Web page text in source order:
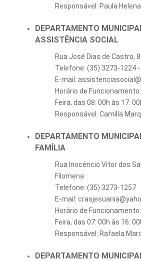
Responsável: Paula
DEPARTAMENTO
ASSISTÊNCIA SOCIAL
Rua José Dias de Castro,
Telefone: (35) 3273-1224
E-mail:
Horário de
Feira, das 08: 00h às 17:
Responsável: Camilla
DEPARTAMENTO
FAMÍLIA
Rua Inocêncio Vitor dos
Filomena
Telefone: (35) 3273-1257
E-mail:
Horário de
Feira, das 07: 00h às 16:
Responsável: Rafaela
DEPARTAMENTO